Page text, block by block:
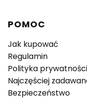
Linki w stopce
POMOC
Jak kupować
Regulamin
Polityka prywatności
Najczęściej
Bezpieczeństwo